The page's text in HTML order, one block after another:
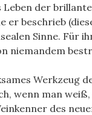
der
er beschrieb
Sinne. Für
niemandem
Werkzeug
wenn man
des